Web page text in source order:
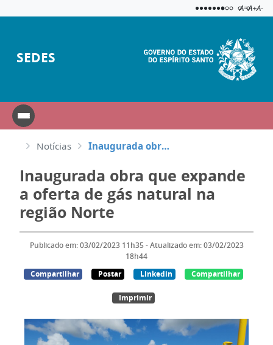
Aplicar
A=A+A-
SEDES
Notícias Inaugurada obra que expande a oferta de gás natural na região Norte
Inaugurada obra que expande
a oferta de gás natural na
região Norte
Publicado em: 03/02/2023 11h35 - Atualizado em: 03/02/2023
18h44
Compartilhar
Postar Linkedin Compartilhar
Imprimir